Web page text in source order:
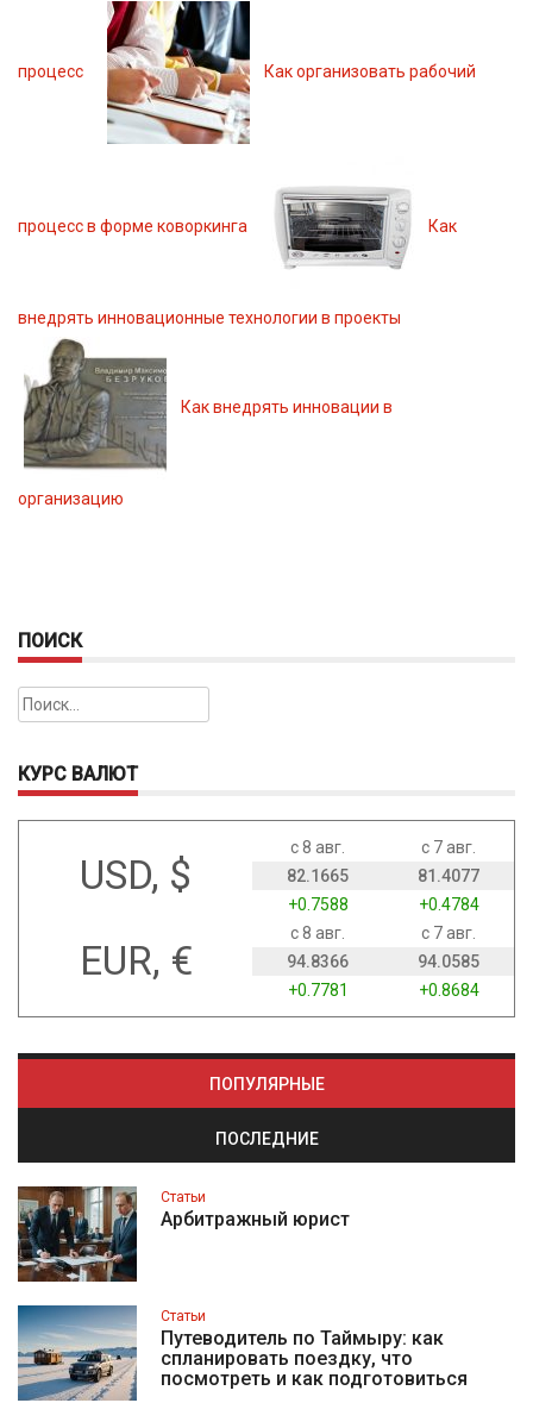
процесс Как организовать рабочий
процесс в форме коворкинга Как
внедрять инновационные технологии в проекты
Как внедрять инновации в
организацию
ПОИСК
Найти:
КУРС ВАЛЮТ
USD, $
с 8 авг.
с 7 авг.
82.1665
81.4077
+0.7588
+0.4784
EUR, €
с 8 авг.
с 7 авг.
94.8366
94.0585
+0.7781
+0.8684
ПОПУЛЯРНЫЕ
ПОСЛЕДНИЕ
Статьи
Арбитражный юрист
Статьи
Путеводитель по Таймыру: как
спланировать поездку, что
посмотреть и как подготовиться